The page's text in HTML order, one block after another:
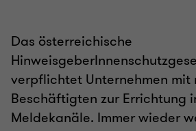
Das österreichische
verpflichtet Unternehmen mit
Beschäftigten zur Errichtung
Meldekanäle. Immer wieder